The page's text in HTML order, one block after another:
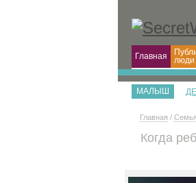
Главная
люди
МАЛЫШ
Главная /
Когда